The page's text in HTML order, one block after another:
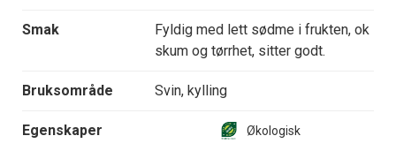
Smak
Fyldig med lett sødme i frukten, ok
skum og tørrhet, sitter godt.
Bruksområde Svin, kylling
Egenskaper Økologisk